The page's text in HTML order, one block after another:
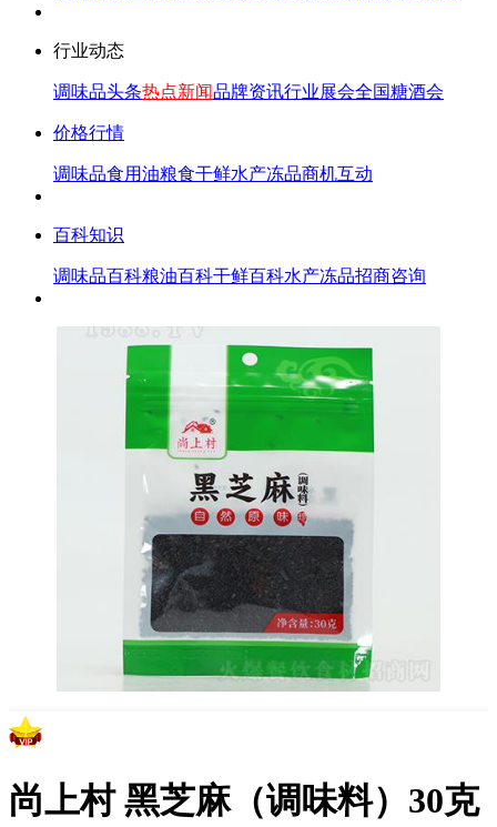
行业动态
调味品头条热点新闻品牌资讯行业展会全国糖酒会
价格行情
调味品食用油粮食干鲜水产冻品商机互动
百科知识
调味品百科粮油百科干鲜百科水产冻品招商咨询
尚上村 黑芝麻（调味料）30克